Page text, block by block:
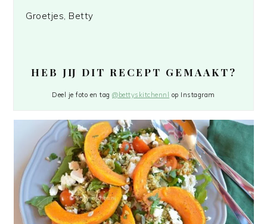
Groetjes, Betty
HEB JIJ DIT RECEPT GEMAAKT?
Deel je foto en tag@bettyskitchennl op Instagram